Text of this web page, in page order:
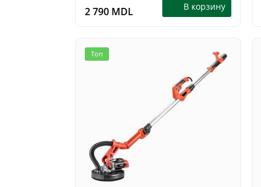
2 790 MDL В корзину
Топ